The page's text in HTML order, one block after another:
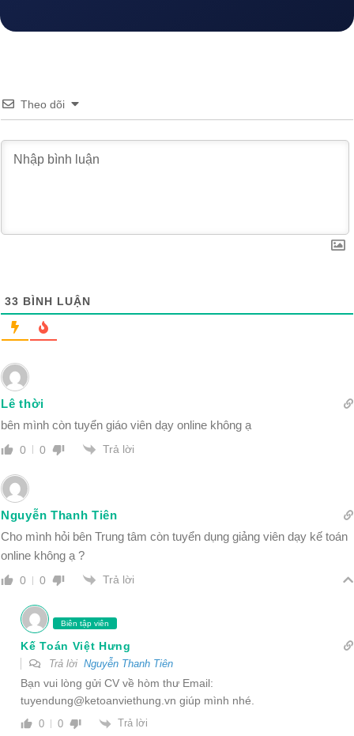
Theo dõi
33 BÌNH LUẬN
Lê thời
bên mình còn tuyển giáo viên dạy online không ạ
0 0 Trả lời
Nguyễn Thanh Tiên
Cho mình hỏi bên Trung tâm còn tuyển dụng giảng viên dạy kế toán
online không ạ ?
0 0 Trả lời
Biên tập viên
Kế Toán Việt Hưng
Trả lời Nguyễn Thanh Tiên
Bạn vui lòng gửi CV về hòm thư Email:
tuyendung@ketoanviethung.vn giúp mình nhé.
0 0 Trả lời